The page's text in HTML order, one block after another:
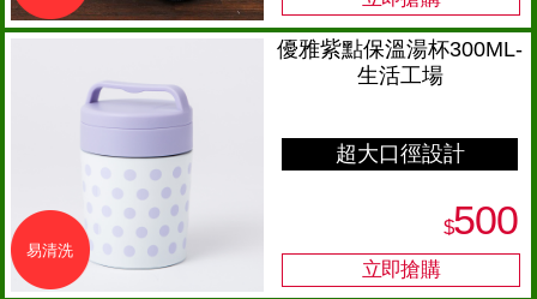
易清洗
超大口徑設計
優雅紫點保溫湯杯300ML-
生活工場
$500